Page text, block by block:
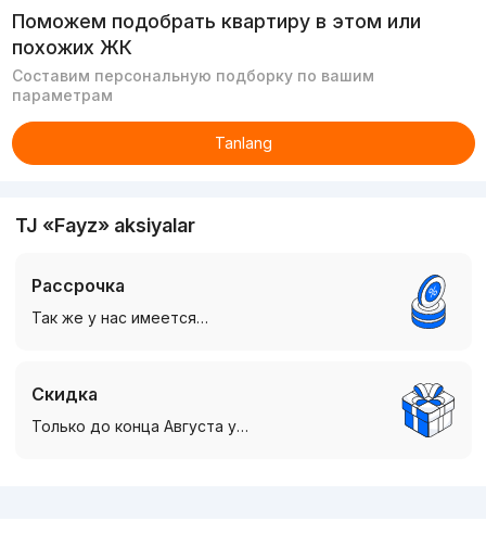
Поможем подобрать квартиру в этом или
похожих ЖК
Составим персональную подборку по вашим
параметрам
Tanlang
TJ «Fayz» aksiyalar
Рассрочка
Так же у нас имеется…
Скидка
Только до конца Августа у…